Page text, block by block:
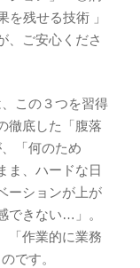
残せる技術 」
、ご安心くださ
この３つを習得
徹底した「腹落
「何のため
ま、ハードな日
ーションが上が
できない…」。
「作業的に業務
です。